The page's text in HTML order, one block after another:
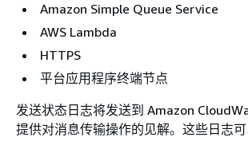
Amazon Simple Queue Service
AWS Lambda
HTTPS
平台应用程序终端节点
发送状态日志将发送到 Amazon
提供对消息传输操作的见解。这些日志可